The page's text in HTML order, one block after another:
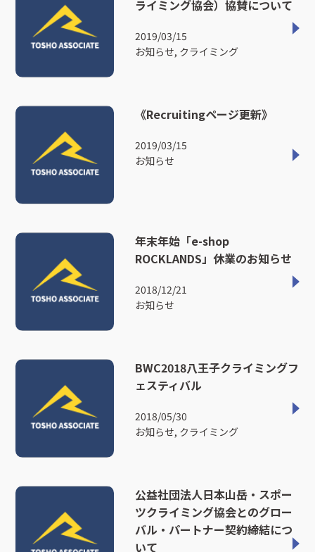
ライミング協会）協賛について
2019/03/15
お知らせ, クライミング
《Recruitingページ更新》
2019/03/15
お知らせ
年末年始「e-shop
ROCKLANDS」休業のお知らせ
2018/12/21
お知らせ
BWC2018八王子クライミングフ
ェスティバル
2018/05/30
お知らせ, クライミング
公益社団法人日本山岳・スポー
ツクライミング協会とのグロー
バル・パートナー契約締結につ
いて